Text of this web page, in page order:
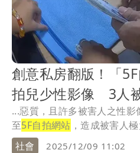
創意私房翻版！「
拍兒少性影像 3人
...惡質，且許多被害人之性
至5F自拍網站 ，造成被害人
從...
社會 2025/12/09 11:02